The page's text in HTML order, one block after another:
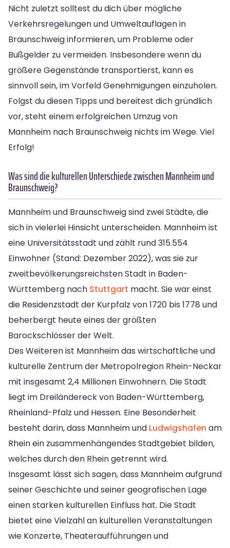
Nicht zuletzt solltest du dich über mögliche
Verkehrsregelungen und Umweltauflagen in
Braunschweig informieren, um Probleme oder
Bußgelder zu vermeiden. Insbesondere wenn du
größere Gegenstände transportierst, kann es
sinnvoll sein, im Vorfeld Genehmigungen einzuholen.
Folgst du diesen Tipps und bereitest dich gründlich
vor, steht einem erfolgreichen Umzug von
Mannheim nach Braunschweig nichts im Wege. Viel
Erfolg!
Was sind die kulturellen Unterschiede zwischen Mannheim und
Braunschweig?
Mannheim und Braunschweig sind zwei Städte, die
sich in vielerlei Hinsicht unterscheiden. Mannheim ist
eine Universitätsstadt und zählt rund 315.554
Einwohner (Stand: Dezember 2022), was sie zur
zweitbevölkerungsreichsten Stadt in Baden-
Württemberg nach Stuttgart macht. Sie war einst
die Residenzstadt der Kurpfalz von 1720 bis 1778 und
beherbergt heute eines der größten
Barockschlösser der Welt.
Des Weiteren ist Mannheim das wirtschaftliche und
kulturelle Zentrum der Metropolregion Rhein-Neckar
mit insgesamt 2,4 Millionen Einwohnern. Die Stadt
liegt im Dreiländereck von Baden-Württemberg,
Rheinland-Pfalz und Hessen. Eine Besonderheit
besteht darin, dass Mannheim und Ludwigshafen am
Rhein ein zusammenhängendes Stadtgebiet bilden,
welches durch den Rhein getrennt wird.
Insgesamt lässt sich sagen, dass Mannheim aufgrund
seiner Geschichte und seiner geografischen Lage
einen starken kulturellen Einfluss hat. Die Stadt
bietet eine Vielzahl an kulturellen Veranstaltungen
wie Konzerte, Theateraufführungen und